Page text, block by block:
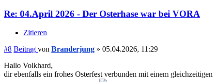
Re: 04.April 2026 - Der Osterhase war bei VORA
Zitieren
#8 Beitrag von Branderjung » 05.04.2026, 11:29
Hallo Volkhard,
dir ebenfalls ein frohes Osterfest verbunden mit einem gleichzeitigen